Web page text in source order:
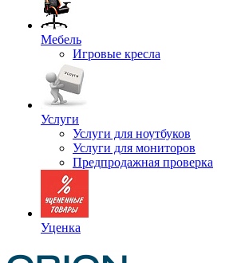
Мебель
Игровые кресла
Услуги
Услуги для ноутбуков
Услуги для мониторов
Предпродажная проверка
Уценка